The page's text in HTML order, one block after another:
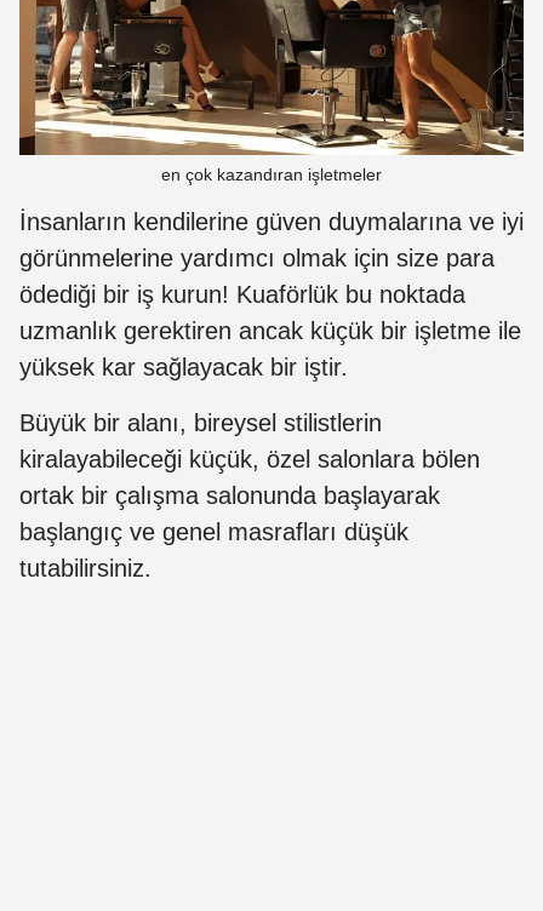
en çok kazandıran işletmeler
İnsanların kendilerine güven duymalarına ve iyi
görünmelerine yardımcı olmak için size para
ödediği bir iş kurun! Kuaförlük bu noktada
uzmanlık gerektiren ancak küçük bir işletme ile
yüksek kar sağlayacak bir iştir.
Büyük bir alanı, bireysel stilistlerin
kiralayabileceği küçük, özel salonlara bölen
ortak bir çalışma salonunda başlayarak
başlangıç ​​​​ve genel masrafları düşük
tutabilirsiniz.